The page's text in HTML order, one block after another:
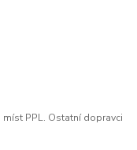
PPL. Ostatní dopravci